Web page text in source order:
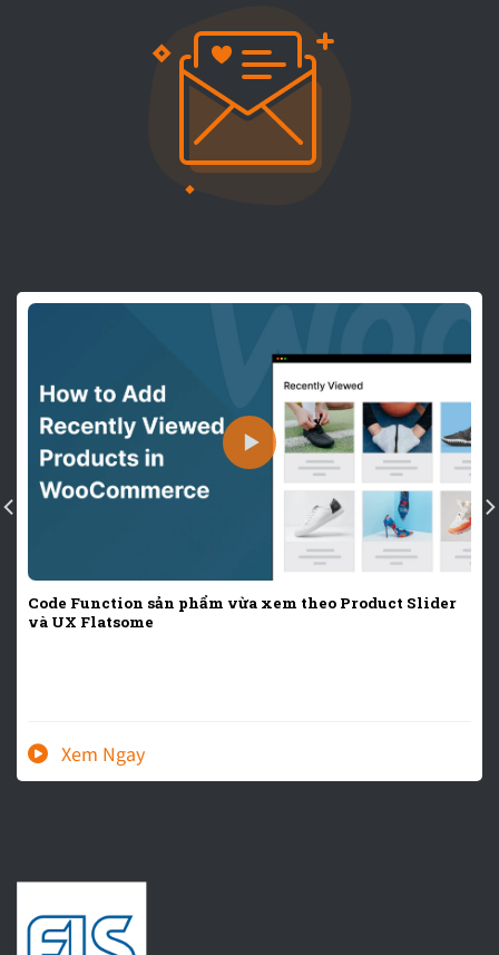
Code Function sản phẩm vừa xem theo Product Slider
và UX Flatsome